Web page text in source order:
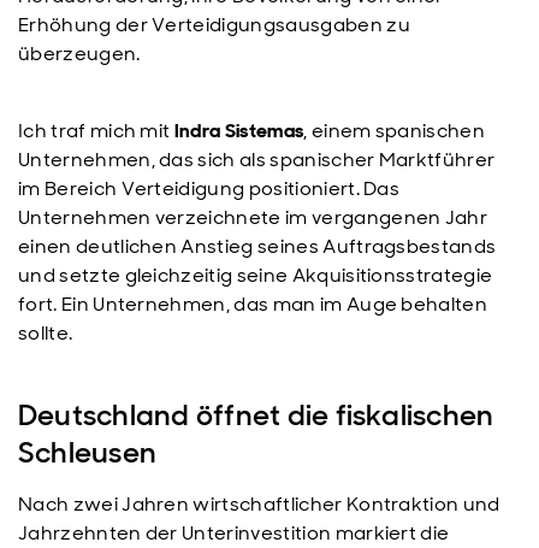
Erhöhung der Verteidigungsausgaben zu
überzeugen.
Ich traf mich mit Indra Sistemas, einem spanischen
Unternehmen, das sich als spanischer Marktführer
im Bereich Verteidigung positioniert. Das
Unternehmen verzeichnete im vergangenen Jahr
einen deutlichen Anstieg seines Auftragsbestands
und setzte gleichzeitig seine Akquisitionsstrategie
fort. Ein Unternehmen, das man im Auge behalten
sollte.
Deutschland öffnet die fiskalischen
Schleusen
Nach zwei Jahren wirtschaftlicher Kontraktion und
Jahrzehnten der Unterinvestition markiert die